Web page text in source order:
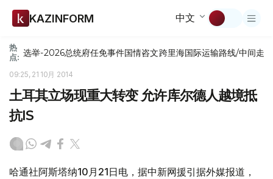
KAZINFORM 中文
热
点: 选举-2026总统府任免事件国情咨文跨里海国际运输路线/中间走廊
09:25, 21 10月 2014
土耳其立场现重大转变 允许库尔德人越境抵
抗IS
哈通社阿斯塔纳10月21日电，据中新网援引据外媒报道，